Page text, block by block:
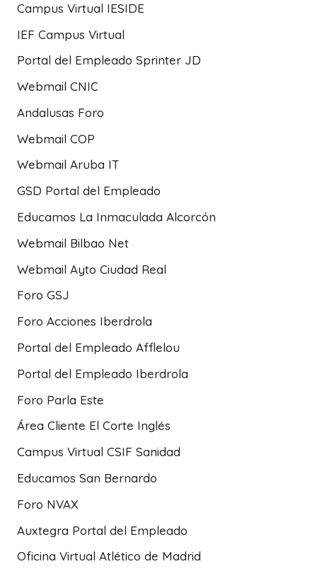
Campus Virtual IESIDE
IEF Campus Virtual
Portal del Empleado Sprinter JD
Webmail CNIC
Andalusas Foro
Webmail COP
Webmail Aruba IT
GSD Portal del Empleado
Educamos La Inmaculada Alcorcón
Webmail Bilbao Net
Webmail Ayto Ciudad Real
Foro GSJ
Foro Acciones Iberdrola
Portal del Empleado Afflelou
Portal del Empleado Iberdrola
Foro Parla Este
Área Cliente El Corte Inglés
Campus Virtual CSIF Sanidad
Educamos San Bernardo
Foro NVAX
Auxtegra Portal del Empleado
Oficina Virtual Atlético de Madrid